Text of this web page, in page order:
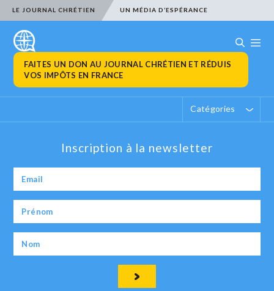
LE JOURNAL CHRÉTIEN UN MÉDIA D’ESPÉRANCE
FAITES UN DON AU JOURNAL CHRÉTIEN ET RÉDUIS
VOS IMPÔTS EN FRANCE
Catégories
Inscription à la newsletter